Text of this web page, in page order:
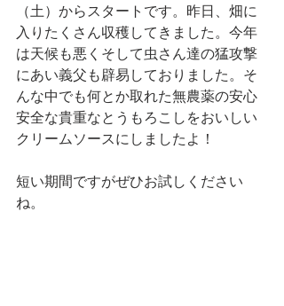
（土）からスタートです。昨日、畑に
入りたくさん収穫してきました。今年
は天候も悪くそして虫さん達の猛攻撃
にあい義父も辟易しておりました。そ
んな中でも何とか取れた無農薬の安心
安全な貴重なとうもろこしをおいしい
クリームソースにしましたよ！
短い期間ですがぜひお試しください
ね。